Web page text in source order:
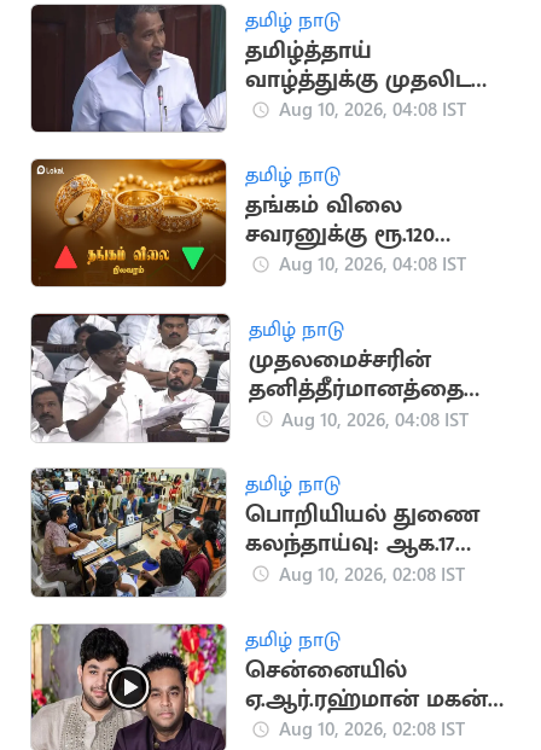
தமிழ் நாடு
தமிழ்த்தாய்
வாழ்த்துக்கு முதலிடம்
வழங்கும் தீர்மானம்:
ஆதரவு
Aug 10, 2026, 04:08 IST
தமிழ் நாடு
தங்கம் விலை
சவரனுக்கு ரூ.120
குறைந்தது
Aug 10, 2026, 04:08 IST
தமிழ் நாடு
முதலமைச்சரின்
தனித்தீர்மானத்தை
அனைவரும் ஆதரிக்க
விஸ்வநாதன்
Aug 10, 2026, 04:08 IST
தமிழ் நாடு
பொறியியல் துணை
கலந்தாய்வு: ஆக.17
முதல் 31 வரை
விண்ணப்பிக்கலாம்
Aug 10, 2026, 02:08 IST
தமிழ் நாடு
சென்னையில்
ஏ.ஆர்.ரஹ்மான் மகன்
கார் விபத்தில்
Aug 10, 2026, 02:08 IST